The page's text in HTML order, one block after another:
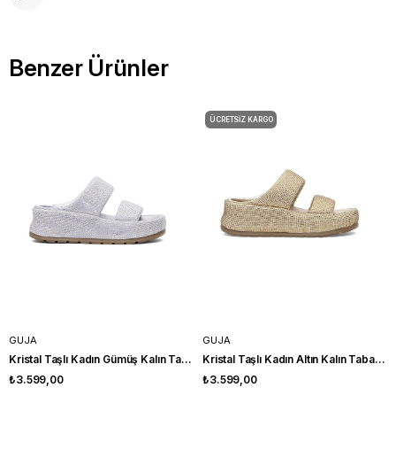
Benzer Ürünler
GUJA
Kristal Taşlı Kadın Gümüş Kalın Taban Platform Terlik
₺3.599,00
GUJA
Kristal Taşlı Kadın Altın Kalın Taban Platform Terlik
₺3.599,00
ÜCRETSIZ KARGO